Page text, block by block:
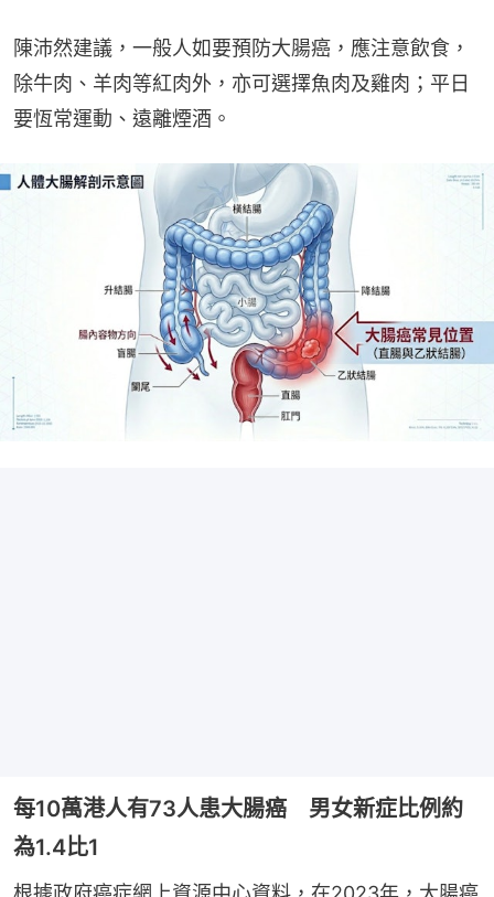
陳沛然建議，一般人如要預防大腸癌，應注意飲食，
除牛肉、羊肉等紅肉外，亦可選擇魚肉及雞肉；平日
要恆常運動、遠離煙酒。
每10萬港人有73人患大腸癌 男女新症比例約
為1.4比1